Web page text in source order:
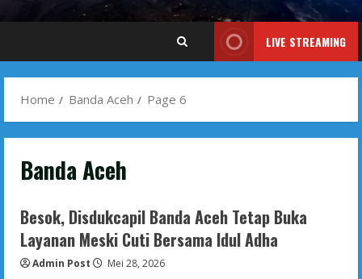
LIVE STREAMING
Home Banda Aceh Page 6
Banda Aceh
Besok, Disdukcapil Banda Aceh Tetap Buka
Layanan Meski Cuti Bersama Idul Adha
Admin Post Mei 28, 2026